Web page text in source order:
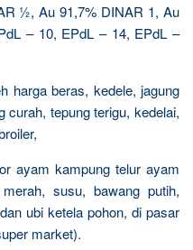
½, Au 91,7% DINAR 1, Au
– 10, EPdL – 14, EPdL –
harga beras, kedele, jagung
tepung terigu, kedelai,
ayam kampung telur ayam
susu, bawang putih,
ubi ketela pohon, di pasar
market).